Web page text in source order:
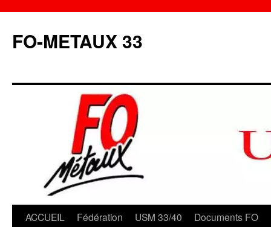
contenu
FO-METAUX 33
ACCUEIL Fédération USM 33/40 Documents FO